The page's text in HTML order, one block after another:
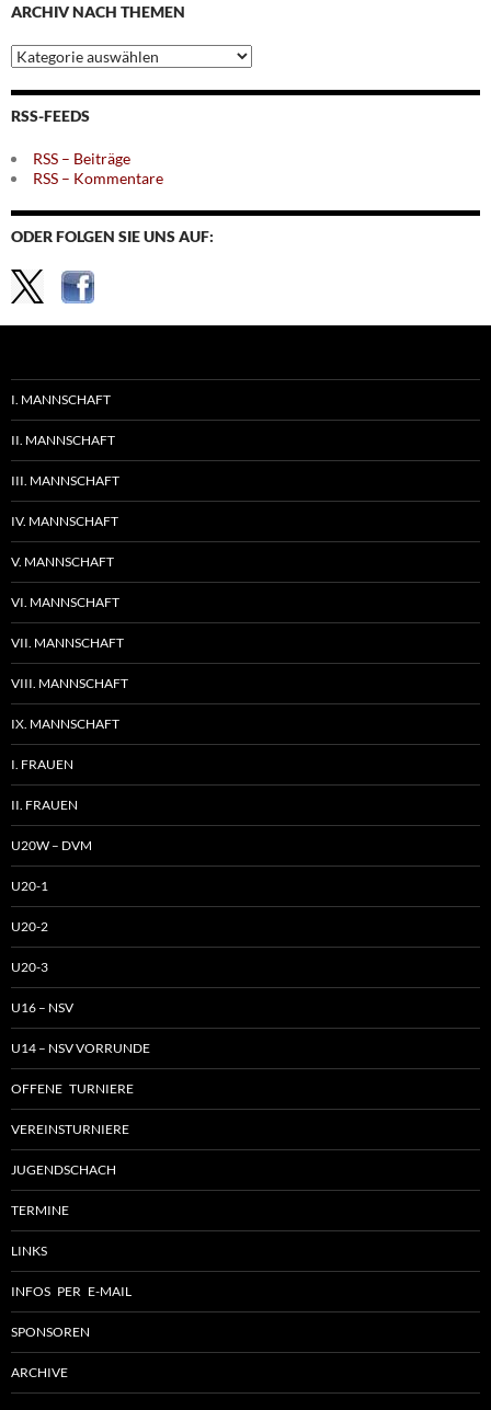
ARCHIV NACH THEMEN
Archiv
nach
Themen
RSS-FEEDS
RSS – Beiträge
RSS – Kommentare
ODER FOLGEN SIE UNS AUF:
I. MANNSCHAFT
II. MANNSCHAFT
III. MANNSCHAFT
IV. MANNSCHAFT
V. MANNSCHAFT
VI. MANNSCHAFT
VII. MANNSCHAFT
VIII. MANNSCHAFT
IX. MANNSCHAFT
I. FRAUEN
II. FRAUEN
U20W – DVM
U20-1
U20-2
U20-3
U16 – NSV
U14 – NSV VORRUNDE
OFFENE TURNIERE
VEREINSTURNIERE
JUGENDSCHACH
TERMINE
LINKS
INFOS PER E-MAIL
SPONSOREN
ARCHIVE